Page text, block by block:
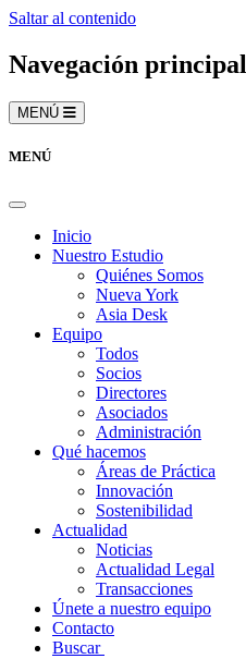
Saltar al contenido
Navegación principal
MENÚ
MENÚ
Inicio
Nuestro Estudio
Quiénes Somos
Nueva York
Asia Desk
Equipo
Todos
Socios
Directores
Asociados
Administración
Qué hacemos
Áreas de Práctica
Innovación
Sostenibilidad
Actualidad
Noticias
Actualidad Legal
Transacciones
Únete a nuestro equipo
Contacto
Buscar